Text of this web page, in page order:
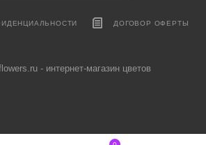
ДОГОВОР ОФЕРТЫ
- интернет-магазин цветов